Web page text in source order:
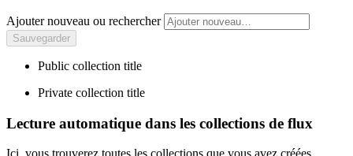
Ajouter nouveau ou rechercher
Public collection title
Private collection title
Lecture automatique dans les collections de flux